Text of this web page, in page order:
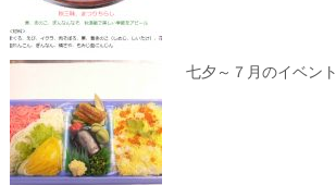
七夕～７月のイベント